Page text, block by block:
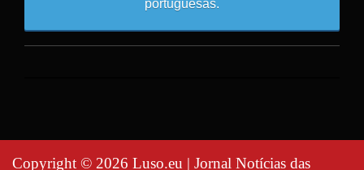
portuguesas.
Copyright © 2026 Luso.eu | Jornal Notícias das